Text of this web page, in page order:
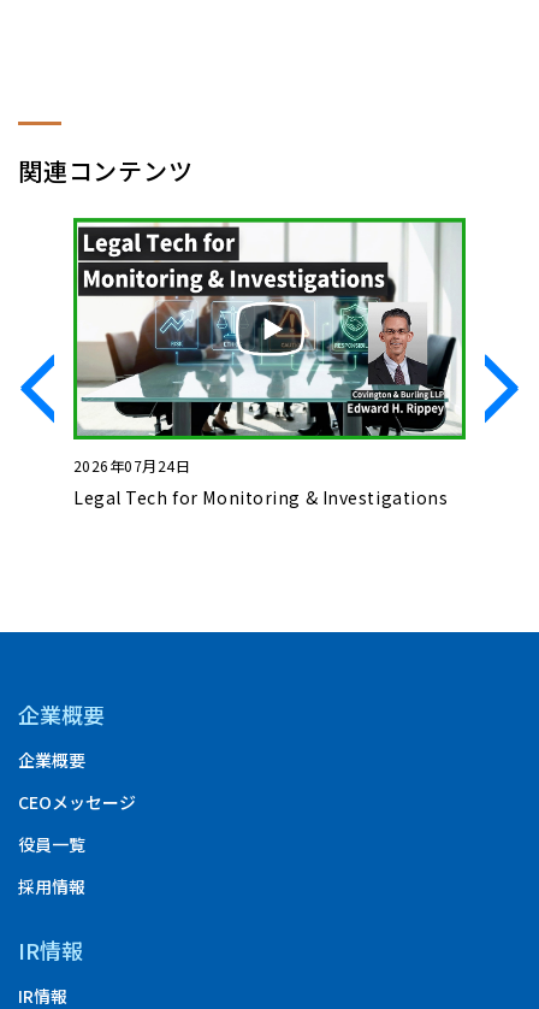
関連コンテンツ
2026年07月24日
Legal Tech for Monitoring & Investigations
企業概要
企業概要
CEOメッセージ
役員一覧
採用情報
IR情報
IR情報